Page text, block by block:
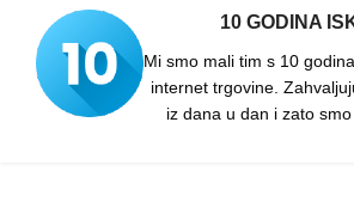
10 GODINA
Mi smo mali tim s 10
internet trgovine.
iz dana u dan i zato